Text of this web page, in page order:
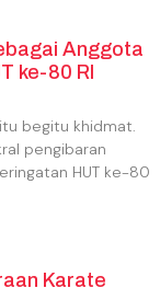
Anggota
ke-80 RI
begitu khidmat.
pengibaran
HUT ke-80
Karate